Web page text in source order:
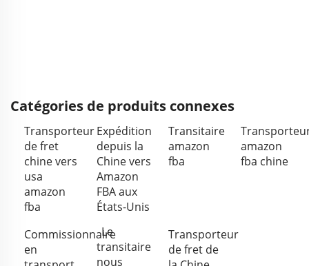
Catégories de produits connexes
Transporteur
de fret
chine vers
usa
amazon
fba
Expédition
depuis la
Chine vers
Amazon
FBA aux
États-Unis
Transitaire
amazon
fba
amazon
fba chine
Commissionnaire
en
Le
transitaire
nous
Transporteur
de fret de